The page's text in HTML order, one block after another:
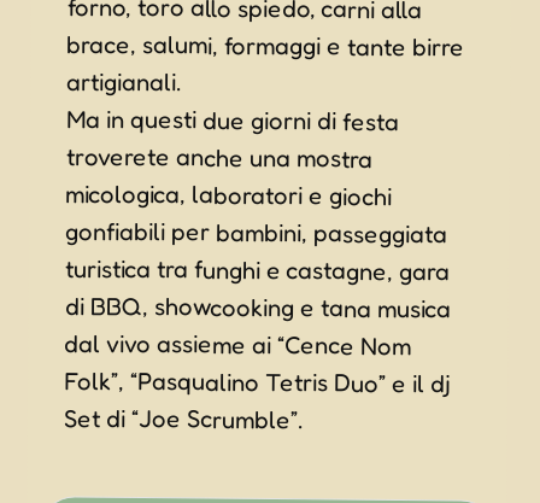
artigianali.
Ma in questi due giorni di festa
troverete anche una mostra
micologica, laboratori e giochi
gonfiabili per bambini, passeggiata
turistica tra funghi e castagne, gara
di BBQ, showcooking e tana musica
dal vivo assieme ai “Cence Nom
Folk”, “Pasqualino Tetris Duo” e il dj
Set di “Joe Scrumble”.